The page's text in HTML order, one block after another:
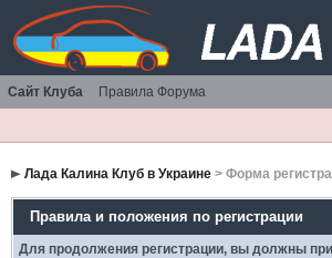
Сайт Клуба Правила Форума
Лада Калина Клуб в Украине> Форма
Правила и положения по регистрации
Для продолжения регистрации, вы должны